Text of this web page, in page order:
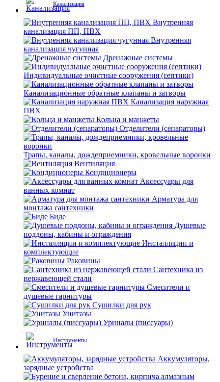
Канализация
Внутренняя
канализация ПП, ПВХ
Внутренняя
канализация чугунная
Дренажные системы
Индивидуальные очистные сооружения (септики)
Канализационные обратные клапаны и затворы
Канализация наружная
ПВХ
Кольца и манжеты
Отделители (сепараторы)
Трапы, каналы, дождеприемники, кровельные воронки
Вентиляция
Кондиционеры
Аксессуары для
ванных комнат
Арматура для
монтажа сантехники
Биде
Душевые
поддоны, кабины и ограждения
Инсталляции и
комплектующие
Раковины
Сантехника из
нержавеющей стали
Смесители и
душевые гарнитуры
Сушилки для рук
Унитазы
Уриналы (писсуары)
Инструменты
Аккумуляторы,
зарядные устройства